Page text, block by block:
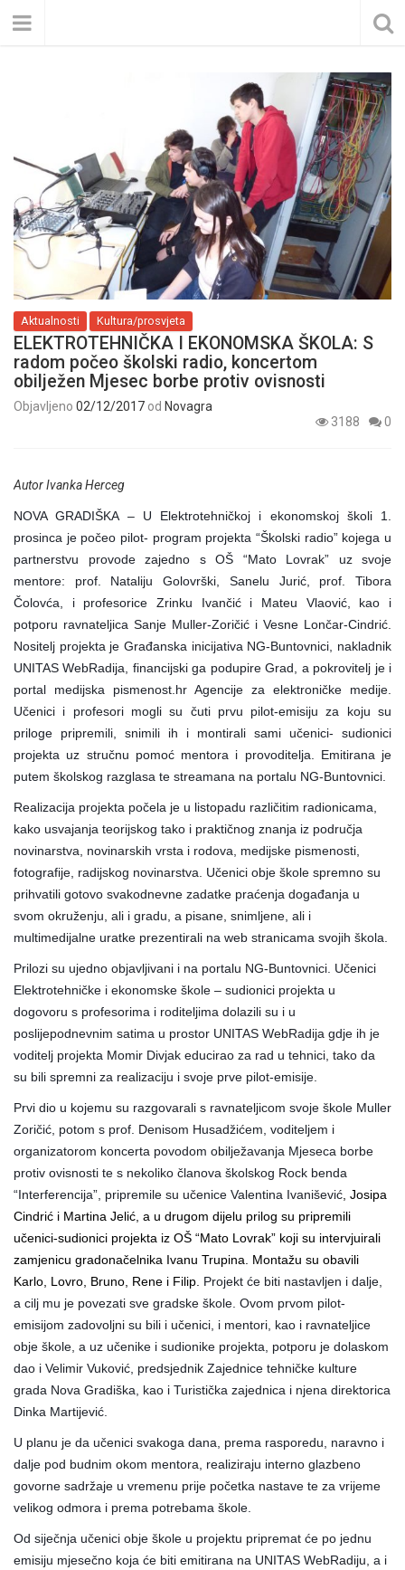
Aktualnosti Kultura/prosvjeta
ELEKTROTEHNIČKA I EKONOMSKA ŠKOLA: S
radom počeo školski radio, koncertom
obilježen Mjesec borbe protiv ovisnosti
Objavljeno 02/12/2017 od Novagra
3188
0
Autor Ivanka Herceg
NOVA GRADIŠKA – U Elektrotehničkoj i ekonomskoj školi 1.
prosinca je počeo pilot- program projekta “Školski radio” kojega u
partnerstvu provode zajedno s OŠ “Mato Lovrak” uz svoje
mentore: prof. Nataliju Golovrški, Sanelu Jurić, prof. Tibora
Čolovća, i profesorice Zrinku Ivančić i Mateu Vlaović, kao i
potporu ravnateljica Sanje Muller-Zoričić i Vesne Lončar-Cindrić.
Nositelj projekta je Građanska inicijativa NG-Buntovnici, nakladnik
UNITAS WebRadija, financijski ga podupire Grad, a pokrovitelj je i
portal medijska pismenost.hr Agencije za elektroničke medije.
Učenici i profesori mogli su čuti prvu pilot-emisiju za koju su
priloge pripremili, snimili ih i montirali sami učenici- sudionici
projekta uz stručnu pomoć mentora i provoditelja. Emitirana je
putem školskog razglasa te streamana na portalu NG-Buntovnici.
Realizacija projekta počela je u listopadu različitim radionicama,
kako usvajanja teorijskog tako i praktičnog znanja iz područja
novinarstva, novinarskih vrsta i rodova, medijske pismenosti,
fotografije, radijskog novinarstva. Učenici obje škole spremno su
prihvatili gotovo svakodnevne zadatke praćenja događanja u
svom okruženju, ali i gradu, a pisane, snimljene, ali i
multimedijalne uratke prezentirali na web stranicama svojih škola.
Prilozi su ujedno objavljivani i na portalu NG-Buntovnici. Učenici
Elektrotehničke i ekonomske škole – sudionici projekta u
dogovoru s profesorima i roditeljima dolazili su i u
poslijepodnevnim satima u prostor UNITAS WebRadija gdje ih je
voditelj projekta Momir Divjak educirao za rad u tehnici, tako da
su bili spremni za realizaciju i svoje prve pilot-emisije.
Prvi dio u kojemu su razgovarali s ravnateljicom svoje škole Muller
Zoričić, potom s prof. Denisom Husadžićem, voditeljem i
organizatorom koncerta povodom obilježavanja Mjeseca borbe
protiv ovisnosti te s nekoliko članova školskog Rock benda
“Interferencija”, pripremile su učenice Valentina Ivanišević , Josipa
Cindrić i Martina Jelić, a u drugom dijelu prilog su pripremili
učenici-sudionici projekta iz OŠ “Mato Lovrak” koji su intervjuirali
zamjenicu gradonačelnika Ivanu Trupina. Montažu su obavili
Karlo, Lovro, Bruno, Rene i Filip. Projekt će biti nastavljen i dalje,
a cilj mu je povezati sve gradske škole. Ovom prvom pilot-
emisijom zadovoljni su bili i učenici, i mentori, kao i ravnateljice
obje škole, a uz učenike i sudionike projekta, potporu je dolaskom
dao i Velimir Vuković, predsjednik Zajednice tehničke kulture
grada Nova Gradiška, kao i Turistička zajednica i njena direktorica
Dinka Martijević.
U planu je da učenici svakoga dana, prema rasporedu, naravno i
dalje pod budnim okom mentora, realiziraju interno glazbeno
govorne sadržaje u vremenu prije početka nastave te za vrijeme
velikog odmora i prema potrebama škole.
Od siječnja učenici obje škole u projektu pripremat će po jednu
emisiju mjesečno koja će biti emitirana na UNITAS WebRadiju, a i